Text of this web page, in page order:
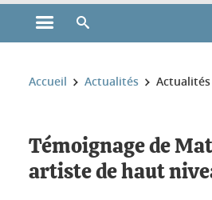
Ouvrir le menu principal
Vous êtes ici :
Accueil Actualités Actualités
Témoignage de
artiste de haut